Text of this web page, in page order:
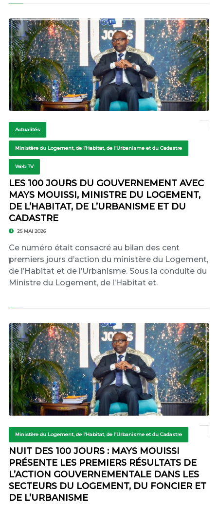
Actualités
Ministère du Logement, de l’Habitat, de l’Urbanisme et du Cadastre
Web TV
LES 100 JOURS DU GOUVERNEMENT AVEC
MAYS MOUISSI, MINISTRE DU LOGEMENT,
DE L’HABITAT, DE L’URBANISME ET DU
CADASTRE
25 MAI 2026
Ce numéro était consacré au bilan des cent
premiers jours d’action du ministère du Logement,
de l’Habitat et de l’Urbanisme. Sous la conduite du
Ministre du Logement, de l’Habitat et.
Ministère du Logement, de l’Habitat, de l’Urbanisme et du Cadastre
NUIT DES 100 JOURS : MAYS MOUISSI
PRÉSENTE LES PREMIERS RÉSULTATS DE
L’ACTION GOUVERNEMENTALE DANS LES
SECTEURS DU LOGEMENT, DU FONCIER ET
DE L’URBANISME